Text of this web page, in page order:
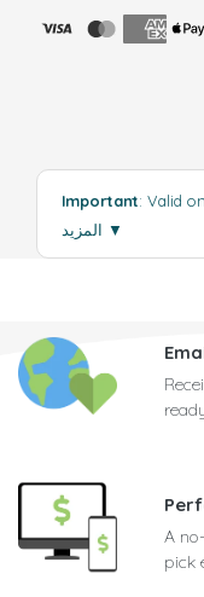
Important: Valid
▼
A
pick